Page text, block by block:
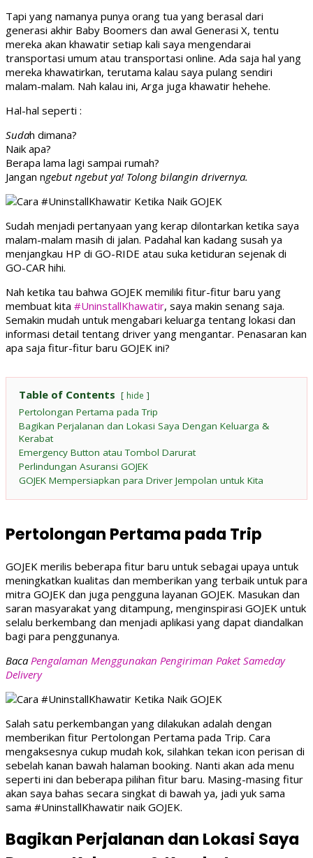
Tapi yang namanya punya orang tua yang berasal dari
generasi akhir Baby Boomers dan awal Generasi X, tentu
mereka akan khawatir setiap kali saya mengendarai
transportasi umum atau transportasi online. Ada saja hal yang
mereka khawatirkan, terutama kalau saya pulang sendiri
malam-malam. Nah kalau ini, Arga juga khawatir hehehe.
Hal-hal seperti :
Sudah dimana?
Naik apa?
Berapa lama lagi sampai rumah?
Jangan ngebut ngebut ya! Tolong bilangin drivernya.
Sudah menjadi pertanyaan yang kerap dilontarkan ketika saya
malam-malam masih di jalan. Padahal kan kadang susah ya
menjangkau HP di GO-RIDE atau suka ketiduran sejenak di
GO-CAR hihi.
Nah ketika tau bahwa GOJEK memiliki fitur-fitur baru yang
membuat kita #UninstallKhawatir, saya makin senang saja.
Semakin mudah untuk mengabari keluarga tentang lokasi dan
informasi detail tentang driver yang mengantar. Penasaran kan
apa saja fitur-fitur baru GOJEK ini?
Table of Contents hide
Pertolongan Pertama pada Trip
Bagikan Perjalanan dan Lokasi Saya Dengan Keluarga &
Kerabat
Emergency Button atau Tombol Darurat
Perlindungan Asuransi GOJEK
GOJEK Mempersiapkan para Driver Jempolan untuk Kita
Pertolongan Pertama pada Trip
GOJEK merilis beberapa fitur baru untuk sebagai upaya untuk
meningkatkan kualitas dan memberikan yang terbaik untuk para
mitra GOJEK dan juga pengguna layanan GOJEK. Masukan dan
saran masyarakat yang ditampung, menginspirasi GOJEK untuk
selalu berkembang dan menjadi aplikasi yang dapat diandalkan
bagi para penggunanya.
Baca Pengalaman Menggunakan Pengiriman Paket Sameday
Delivery
Salah satu perkembangan yang dilakukan adalah dengan
memberikan fitur Pertolongan Pertama pada Trip. Cara
mengaksesnya cukup mudah kok, silahkan tekan icon perisan di
sebelah kanan bawah halaman booking. Nanti akan ada menu
seperti ini dan beberapa pilihan fitur baru. Masing-masing fitur
akan saya bahas secara singkat di bawah ya, jadi yuk sama
sama #UninstallKhawatir naik GOJEK.
Bagikan Perjalanan dan Lokasi Saya